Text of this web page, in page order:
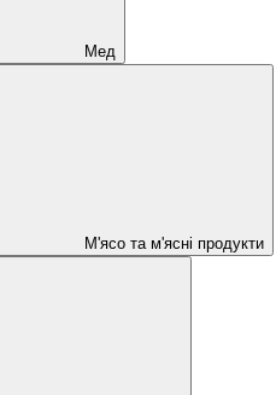
Мед
М'ясо та м'ясні продукти